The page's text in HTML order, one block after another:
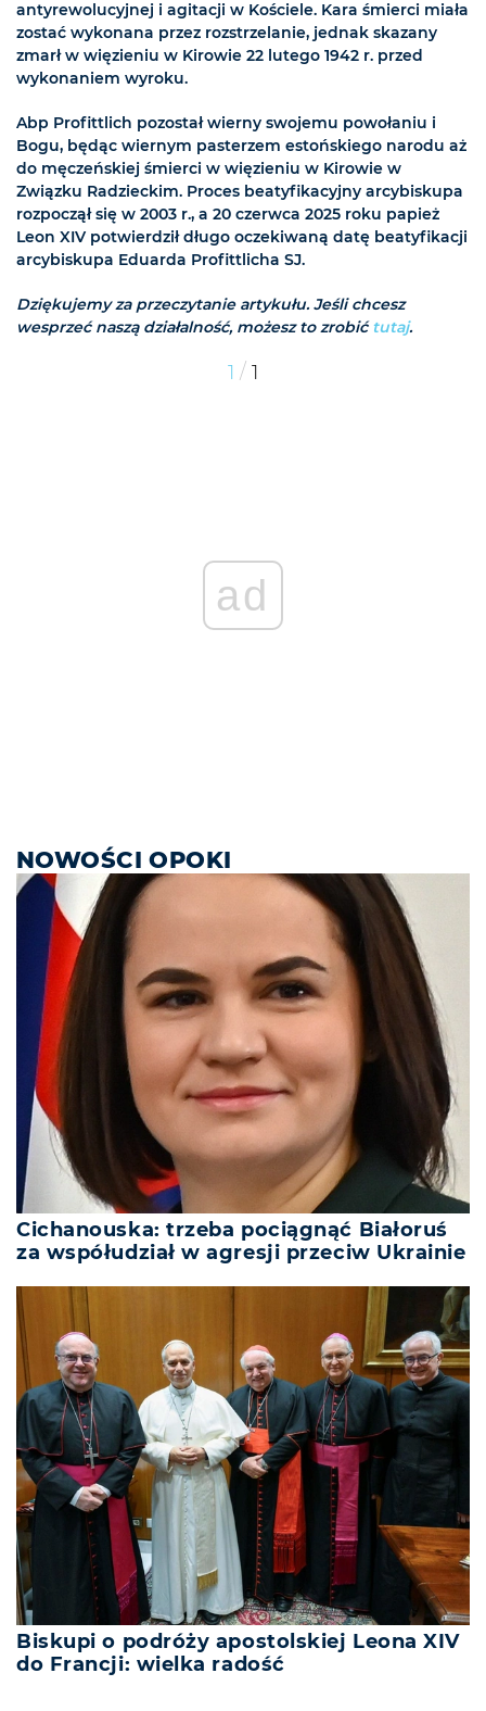
antyrewolucyjnej i agitacji w Kościele. Kara śmierci miała
zostać wykonana przez rozstrzelanie, jednak skazany
zmarł w więzieniu w Kirowie 22 lutego 1942 r. przed
wykonaniem wyroku.
Abp Profittlich pozostał wierny swojemu powołaniu i
Bogu, będąc wiernym pasterzem estońskiego narodu aż
do męczeńskiej śmierci w więzieniu w Kirowie w
Związku Radzieckim. Proces beatyfikacyjny arcybiskupa
rozpoczął się w 2003 r., a 20 czerwca 2025 roku papież
Leon XIV potwierdził długo oczekiwaną datę beatyfikacji
arcybiskupa Eduarda Profittlicha SJ.
Dziękujemy za przeczytanie artykułu. Jeśli chcesz
wesprzeć naszą działalność, możesz to zrobićtutaj.
1 / 1
ad
NOWOŚCI OPOKI
Cichanouska: trzeba pociągnąć Białoruś
za współudział w agresji przeciw Ukrainie
Biskupi o podróży apostolskiej Leona XIV
do Francji: wielka radość